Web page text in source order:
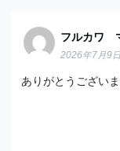
フルカワ
2026年7月9
ありがとうござい